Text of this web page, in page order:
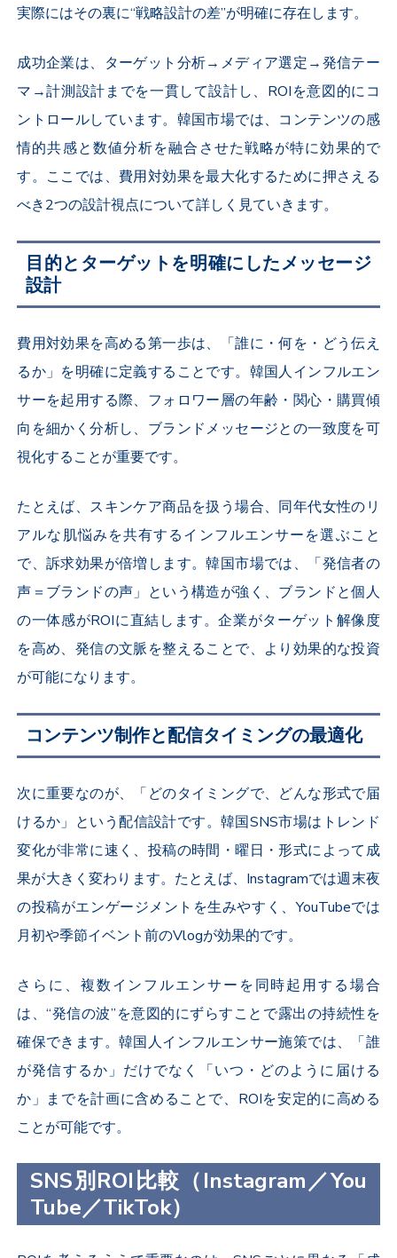
実際にはその裏に“戦略設計の差”が明確に存在します。
成功企業は、ターゲット分析→メディア選定→発信テー
マ→計測設計までを一貫して設計し、ROIを意図的にコ
ントロールしています。韓国市場では、コンテンツの感
情的共感と数値分析を融合させた戦略が特に効果的で
す。ここでは、費用対効果を最大化するために押さえる
べき2つの設計視点について詳しく見ていきます。
目的とターゲットを明確にしたメッセージ
設計
費用対効果を高める第一歩は、「誰に・何を・どう伝え
るか」を明確に定義することです。韓国人インフルエン
サーを起用する際、フォロワー層の年齢・関心・購買傾
向を細かく分析し、ブランドメッセージとの一致度を可
視化することが重要です。
たとえば、スキンケア商品を扱う場合、同年代女性のリ
アルな肌悩みを共有するインフルエンサーを選ぶこと
で、訴求効果が倍増します。韓国市場では、「発信者の
声＝ブランドの声」という構造が強く、ブランドと個人
の一体感がROIに直結します。企業がターゲット解像度
を高め、発信の文脈を整えることで、より効果的な投資
が可能になります。
コンテンツ制作と配信タイミングの最適化
次に重要なのが、「どのタイミングで、どんな形式で届
けるか」という配信設計です。韓国SNS市場はトレンド
変化が非常に速く、投稿の時間・曜日・形式によって成
果が大きく変わります。たとえば、Instagramでは週末夜
の投稿がエンゲージメントを生みやすく、YouTubeでは
月初や季節イベント前のVlogが効果的です。
さらに、複数インフルエンサーを同時起用する場合
は、“発信の波”を意図的にずらすことで露出の持続性を
確保できます。韓国人インフルエンサー施策では、「誰
が発信するか」だけでなく「いつ・どのように届ける
か」までを計画に含めることで、ROIを安定的に高める
ことが可能です。
SNS別ROI比較（Instagram／You
Tube／TikTok）